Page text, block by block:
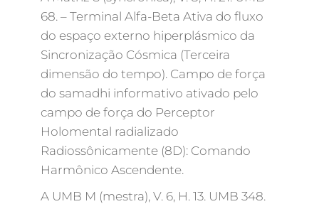
68. – Terminal Alfa-Beta Ativa do fluxo
do espaço externo hiperplásmico da
Sincronização Cósmica (Terceira
dimensão do tempo). Campo de força
do samadhi informativo ativado pelo
campo de força do Perceptor
Holomental radializado
Radiossônicamente (8D): Comando
Harmônico Ascendente.
A UMB M (mestra), V. 6, H. 13. UMB 348.